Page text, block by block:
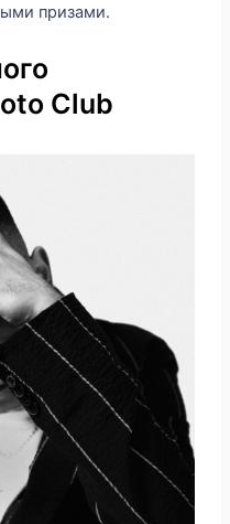
призами.
Club